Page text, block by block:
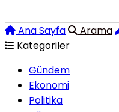
Ana Sayfa Arama
Kategoriler
Gündem
Ekonomi
Politika